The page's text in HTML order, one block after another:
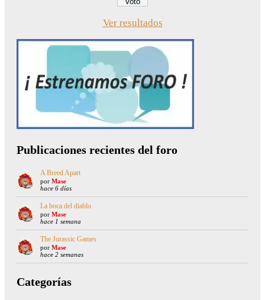
Ver resultados
Publicaciones recientes del foro
A Breed Apart
por Mase
hace 6 días
La boca del diablo
por Mase
hace 1 semana
The Jurassic Games
por Mase
hace 2 semanas
Categorías